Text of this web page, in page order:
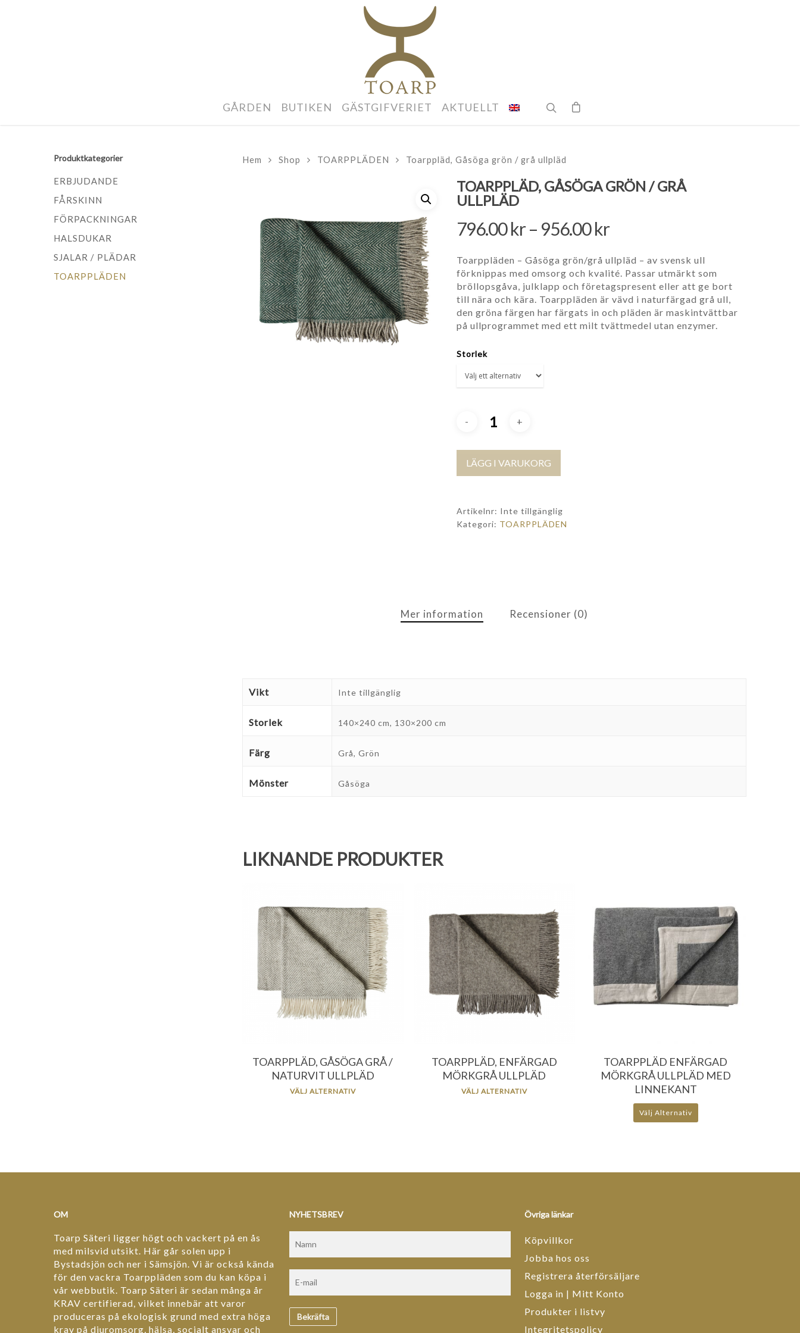
GÅRDEN BUTIKEN GÄSTGIFVERIET AKTUELLT
Produktkategorier
ERBJUDANDE
FÅRSKINN
FÖRPACKNINGAR
HALSDUKAR
SJALAR / PLÄDAR
TOARPPLÄDEN
Hem Shop TOARPPLÄDEN Toarppläd, Gåsöga grön / grå ullpläd
TOARPPLÄD, GÅSÖGA GRÖN / GRÅ
ULLPLÄD
796.00kr– 956.00kr
Toarppläden – Gåsöga grön/grå ullpläd – av svensk ull
förknippas med omsorg och kvalité. Passar utmärkt som
bröllopsgåva, julklapp och företagspresent eller att ge bort
till nära och kära. Toarppläden är vävd i naturfärgad grå ull,
den gröna färgen har färgats in och pläden är maskintvättbar
på ullprogrammet med ett milt tvättmedel utan enzymer.
Storlek
LÄGG I VARUKORG
Artikelnr: Inte tillgänglig
Kategori: TOARPPLÄDEN
Mer information Recensioner (0)
Vikt Inte tillgänglig
Storlek 140×240 cm, 130×200 cm
Färg Grå, Grön
Mönster Gåsöga
LIKNANDE PRODUKTER
396.00kr
956.00kr
TOARPPLÄD, GÅSÖGA GRÅ /
NATURVIT ULLPLÄD
VÄLJ ALTERNATIV
396.00kr
956.00kr
TOARPPLÄD, ENFÄRGAD
MÖRKGRÅ ULLPLÄD
VÄLJ ALTERNATIV
1356.00kr
1596.00kr
TOARPPLÄD ENFÄRGAD
MÖRKGRÅ ULLPLÄD MED
LINNEKANT
Välj Alternativ
OM
Toarp Säteri ligger högt och vackert på en ås
med milsvid utsikt. Här går solen upp i
Bystadsjön och ner i Sämsjön. Vi är också kända
för den vackra Toarppläden som du kan köpa i
vår webbutik. Toarp Säteri är sedan många år
KRAV certifierad, vilket innebär att varor
produceras på ekologisk grund med extra höga
krav på djuromsorg, hälsa, socialt ansvar och
NYHETSBREV Övriga länkar
Köpvillkor
Jobba hos oss
Registrera återförsäljare
Logga in | Mitt Konto
Produkter i listvy
Integritetspolicy